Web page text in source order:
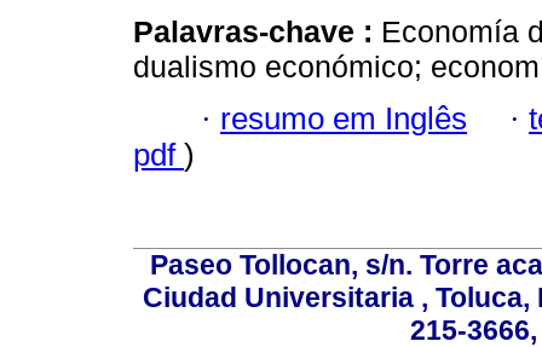
Palavras-chave : Economía
dualismo económico;
· resumo em Inglês ·
pdf )
Paseo Tollocan, s/n. Torre
Ciudad Universitaria , Toluca,
215-